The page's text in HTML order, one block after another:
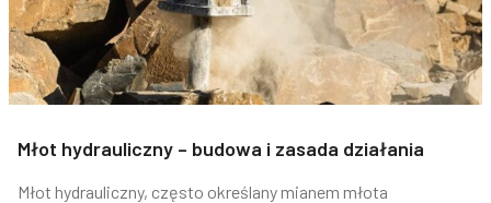
Młot hydrauliczny – budowa i zasada działania
Młot hydrauliczny, często określany mianem młota